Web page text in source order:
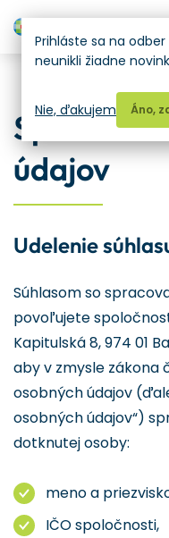
údajov
Udelenie
Súhlasom so
povoľujete
Kapitulská 8, 974 01
aby v zmysle zákona
osobných údajov
osobných údajov“)
dotknutej osoby:
meno a
IČO spoločnosti,
Prihláste sa na
neunikli žiadne
Áno,
Nie, ďakujem